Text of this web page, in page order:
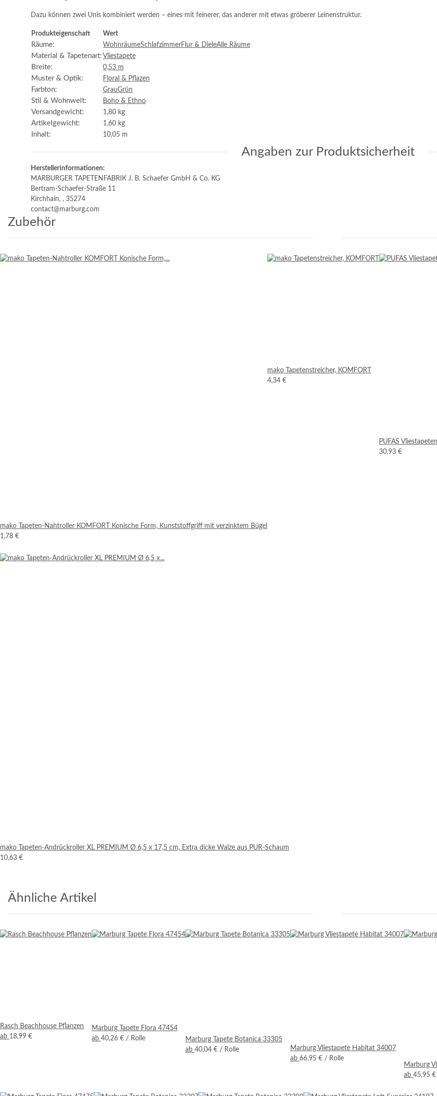
Dazu können zwei Unis kombiniert werden – eines mit feinerer, das anderer mit etwas gröberer Leinenstruktur.
Produkteigenschaft Wert
Räume: WohnräumeSchlafzimmerFlur & DieleAlle Räume
Material & Tapetenart: Vliestapete
Breite: 0,53 m
Muster & Optik: Floral & Pflazen
Farbton: GrauGrün
Stil & Wohnwelt: Boho & Ethno
Versandgewicht: 1,80 kg
Artikelgewicht: 1,60 kg
Inhalt: 10,05 m
Angaben zur Produktsicherheit
Herstellerinformationen:
MARBURGER TAPETENFABRIK J. B. Schaefer GmbH & Co. KG
Bertram-Schaefer-Straße 11
Kirchhain, , 35274
contact@marburg.com
Zubehör
mako Tapeten-Nahtroller KOMFORT Konische Form, Kunststoffgriff mit verzinktem Bügel
1,78 €
mako Tapetenstreicher, KOMFORT
4,34 €
PUFAS
30,93 €
mako Tapeten-Andrückroller XL PREMIUM Ø 6,5 x 17,5 cm, Extra dicke Walze aus PUR-Schaum
10,63 €
Ähnliche Artikel
Rasch Beachhouse Pflanzen
ab 18,99 €
Marburg Tapete Flora 47454
ab 40,26 € / Rolle
Marburg Tapete Botanica 33305
ab 40,04 € / Rolle
Marburg Vliestapete Habitat 34007
ab 66,95 € / Rolle
Marburg
ab 45,95 €